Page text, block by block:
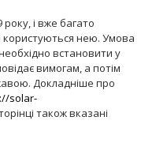
і вже багато
користуються нею. Умова
встановити у
вимогам, а потім
Докладніше про
solar-
також вказані